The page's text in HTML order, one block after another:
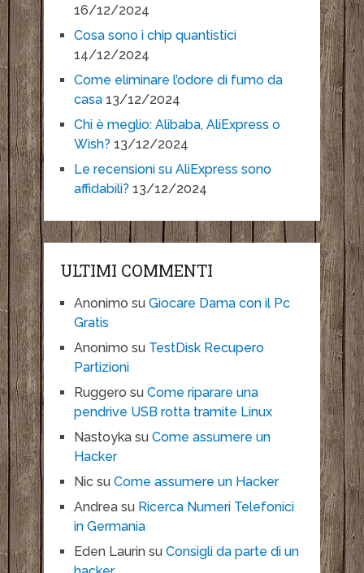
16/12/2024
Cosa sono i chip quantistici
14/12/2024
Come eliminare l’odore di fumo da
casa 13/12/2024
Chi è meglio: Alibaba, AliExpress o
Wish? 13/12/2024
Le recensioni su AliExpress sono
affidabili? 13/12/2024
ULTIMI COMMENTI
Anonimo su Giocare Dama con il Pc
Gratis
Anonimo su TestDisk Recupero
Partizioni
Ruggero su Come riparare una
pendrive USB rotta tramite Linux
Nastoykasu Come assumere un
Hacker
Nicsu Come assumere un Hacker
Andreasu Ricerca Numeri Telefonici
in Germania
Eden Laurinsu Consigli da parte di un